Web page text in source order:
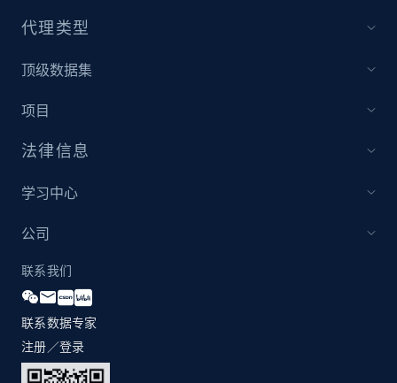
2.1K+
Title, Seller name, Brand, Description, Initial
more.
Amazon products global dataset - Collects
products by specific category URL
Title, Seller name, Brand, Description, Initial
代理类型
顶级数据集
项目
法律信息
学习中心
公司
联系我们
联系数据专家
注册／登录